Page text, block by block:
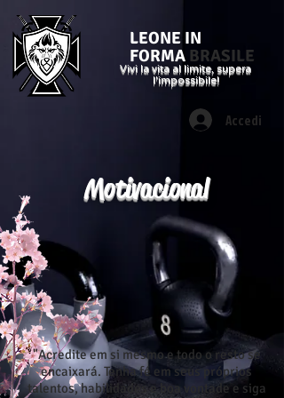
LEONE IN
FORMA BRASILE
Vivi la vita al limite, supera
l'impossibile!
Accedi
Motivacional
"Acredite em si mesmo e todo o resto se
encaixará. Tenha fé em seus próprios
talentos, habilidades e boa vontade e siga